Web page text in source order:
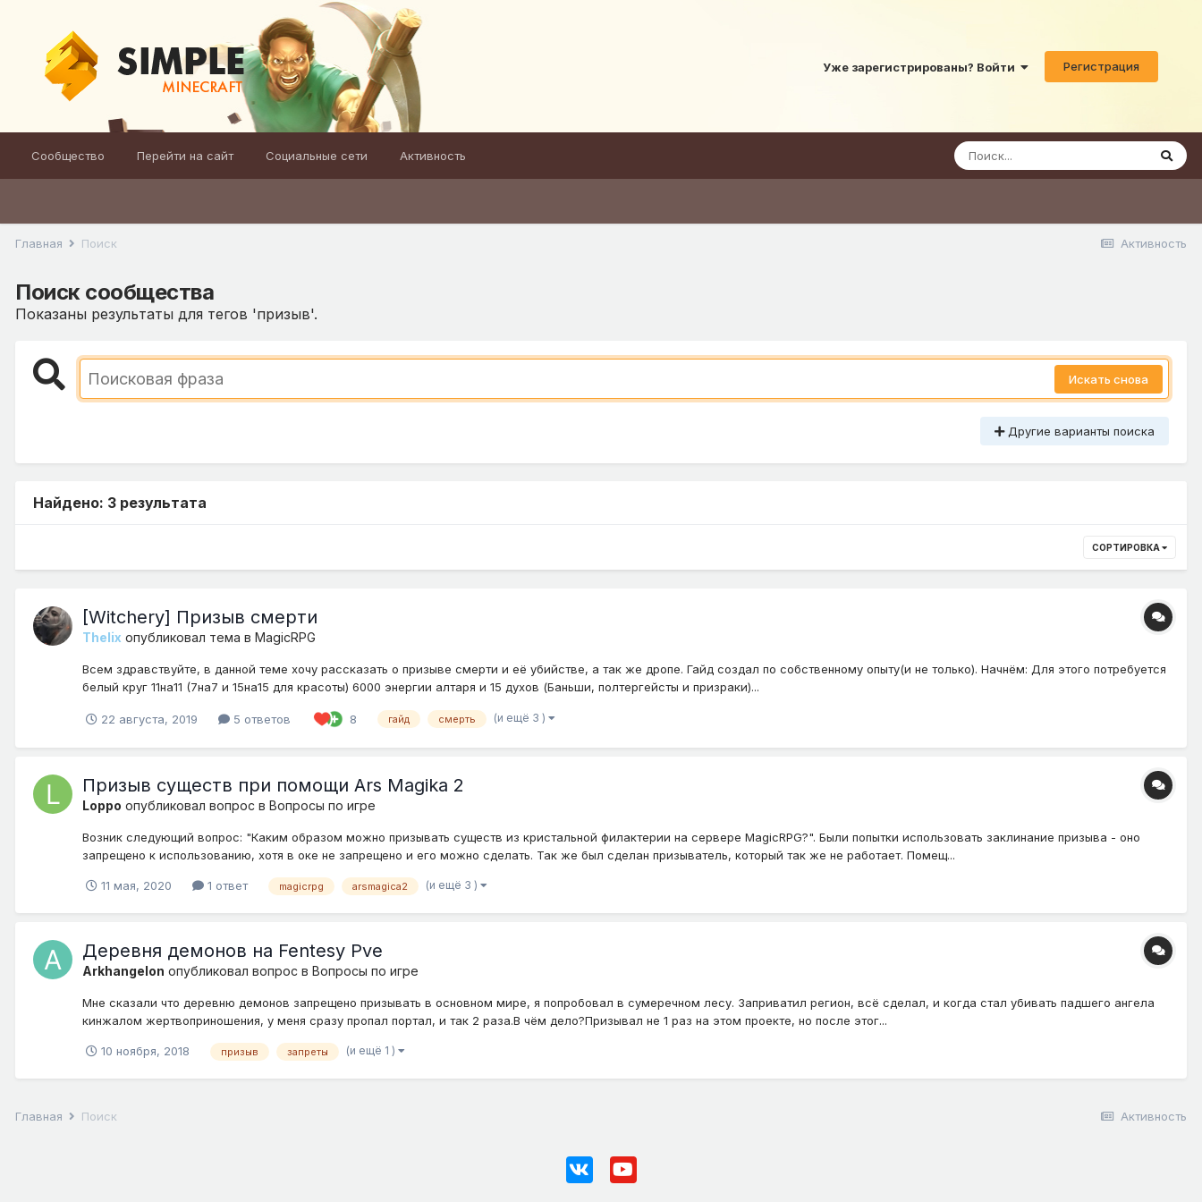
Уже зарегистрированы? Войти Регистрация
Сообщество Перейти на сайт Социальные сети Активность
Активность
Главная Поиск
Поиск сообщества
Показаны результаты для тегов 'призыв'.
Искать снова
Другие варианты поиска
Найдено: 3 результата
СОРТИРОВКА
[Witchery] Призыв смерти
Thelix опубликовал тема в MagicRPG
Всем здравствуйте, в данной теме хочу рассказать о призыве смерти и её убийстве, а так же дропе. Гайд создал по собственному опыту(и не только). Начнём: Для этого потребуется
белый круг 11на11 (7на7 и 15на15 для красоты) 6000 энергии алтаря и 15 духов (Баньши, полтергейсты и призраки)...
22 августа, 2019 5 ответов 8 гайд смерть (и ещё 3 )
Призыв существ при помощи Ars Magika 2
Loppo опубликовал вопрос в Вопросы по игре
Возник следующий вопрос: "Каким образом можно призывать существ из кристальной филактерии на сервере MagicRPG?". Были попытки использовать заклинание призыва - оно
запрещено к использованию, хотя в оке не запрещено и его можно сделать. Так же был сделан призыватель, который так же не работает. Помещ...
11 мая, 2020 1 ответ magicrpg arsmagica2 (и ещё 3 )
Деревня демонов на Fentesy Pve
Arkhangelon опубликовал вопрос в Вопросы по игре
Мне сказали что деревню демонов запрещено призывать в основном мире, я попробовал в сумеречном лесу. Заприватил регион, всё сделал, и когда стал убивать падшего ангела
кинжалом жертвоприношения, у меня сразу пропал портал, и так 2 раза.В чём дело?Призывал не 1 раз на этом проекте, но после этог...
10 ноября, 2018 призыв запреты (и ещё 1 )
Активность
Главная Поиск